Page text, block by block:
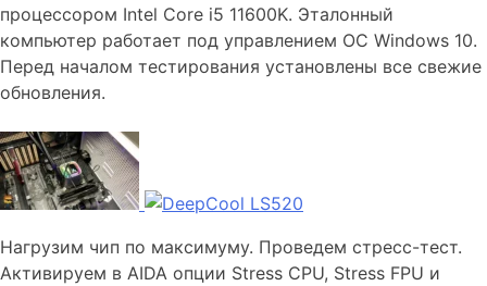
процессором Intel Core i5 11600K. Эталонный
компьютер работает под управлением ОС Windows 10.
Перед началом тестирования установлены все свежие
обновления.
Нагрузим чип по максимуму. Проведем стресс-тест.
Активируем в AIDA опции Stress CPU, Stress FPU и